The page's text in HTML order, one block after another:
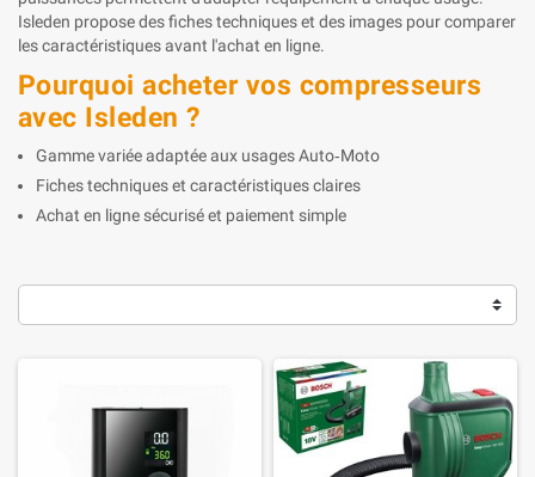
Isleden propose des fiches techniques et des images pour comparer
les caractéristiques avant l'achat en ligne.
Pourquoi acheter vos compresseurs
avec Isleden ?
Gamme variée adaptée aux usages Auto‑Moto
Fiches techniques et caractéristiques claires
Achat en ligne sécurisé et paiement simple